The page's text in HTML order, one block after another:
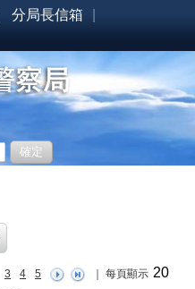
分局長信箱
3 4 5 每頁顯示 20